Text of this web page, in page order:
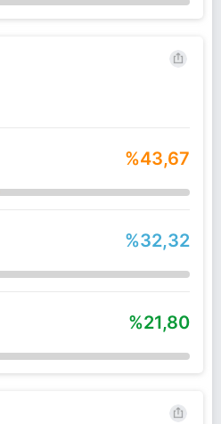
%43,67
%32,32
%21,80